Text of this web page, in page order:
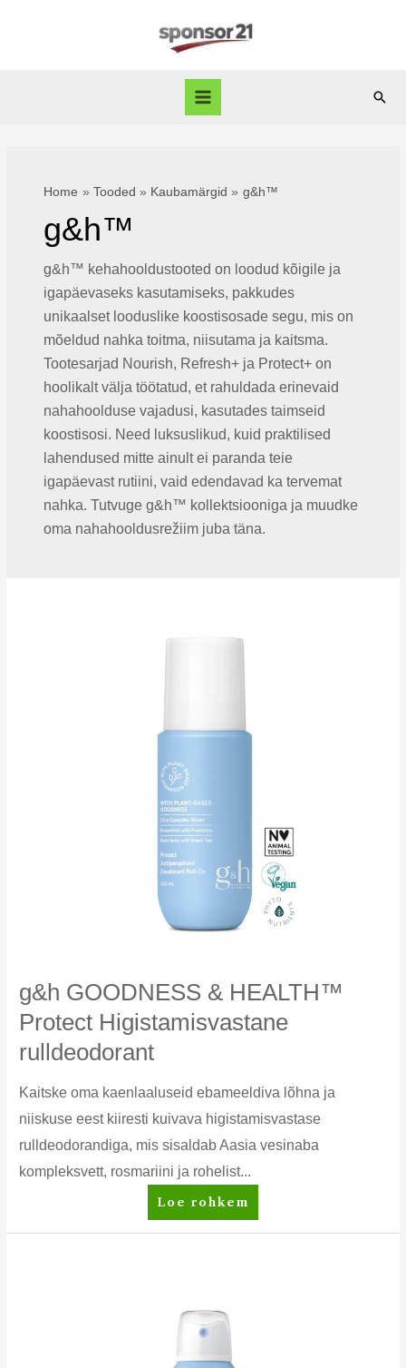
Main
Home Tooded Kaubamärgid g&h™
g&h™
g&h™ kehahooldustooted on loodud kõigile ja
igapäevaseks kasutamiseks, pakkudes
unikaalset looduslike koostisosade segu, mis on
mõeldud nahka toitma, niisutama ja kaitsma.
Tootesarjad Nourish, Refresh+ ja Protect+ on
hoolikalt välja töötatud, et rahuldada erinevaid
nahahoolduse vajadusi, kasutades taimseid
koostisosi. Need luksuslikud, kuid praktilised
lahendused mitte ainult ei paranda teie
igapäevast rutiini, vaid edendavad ka tervemat
nahka. Tutvuge g&h™ kollektsiooniga ja muudke
oma nahahooldusrežiim juba täna.
g&h GOODNESS & HEALTH™
Protect Higistamisvastane
rulldeodorant
Kaitske oma kaenlaaluseid ebameeldiva lõhna ja
niiskuse eest kiiresti kuivava higistamisvastase
rulldeodorandiga, mis sisaldab Aasia vesinaba
kompleksvett, rosmariini ja rohelist...
g&h
GOODNESS
rulldeodorant
Loe rohkem